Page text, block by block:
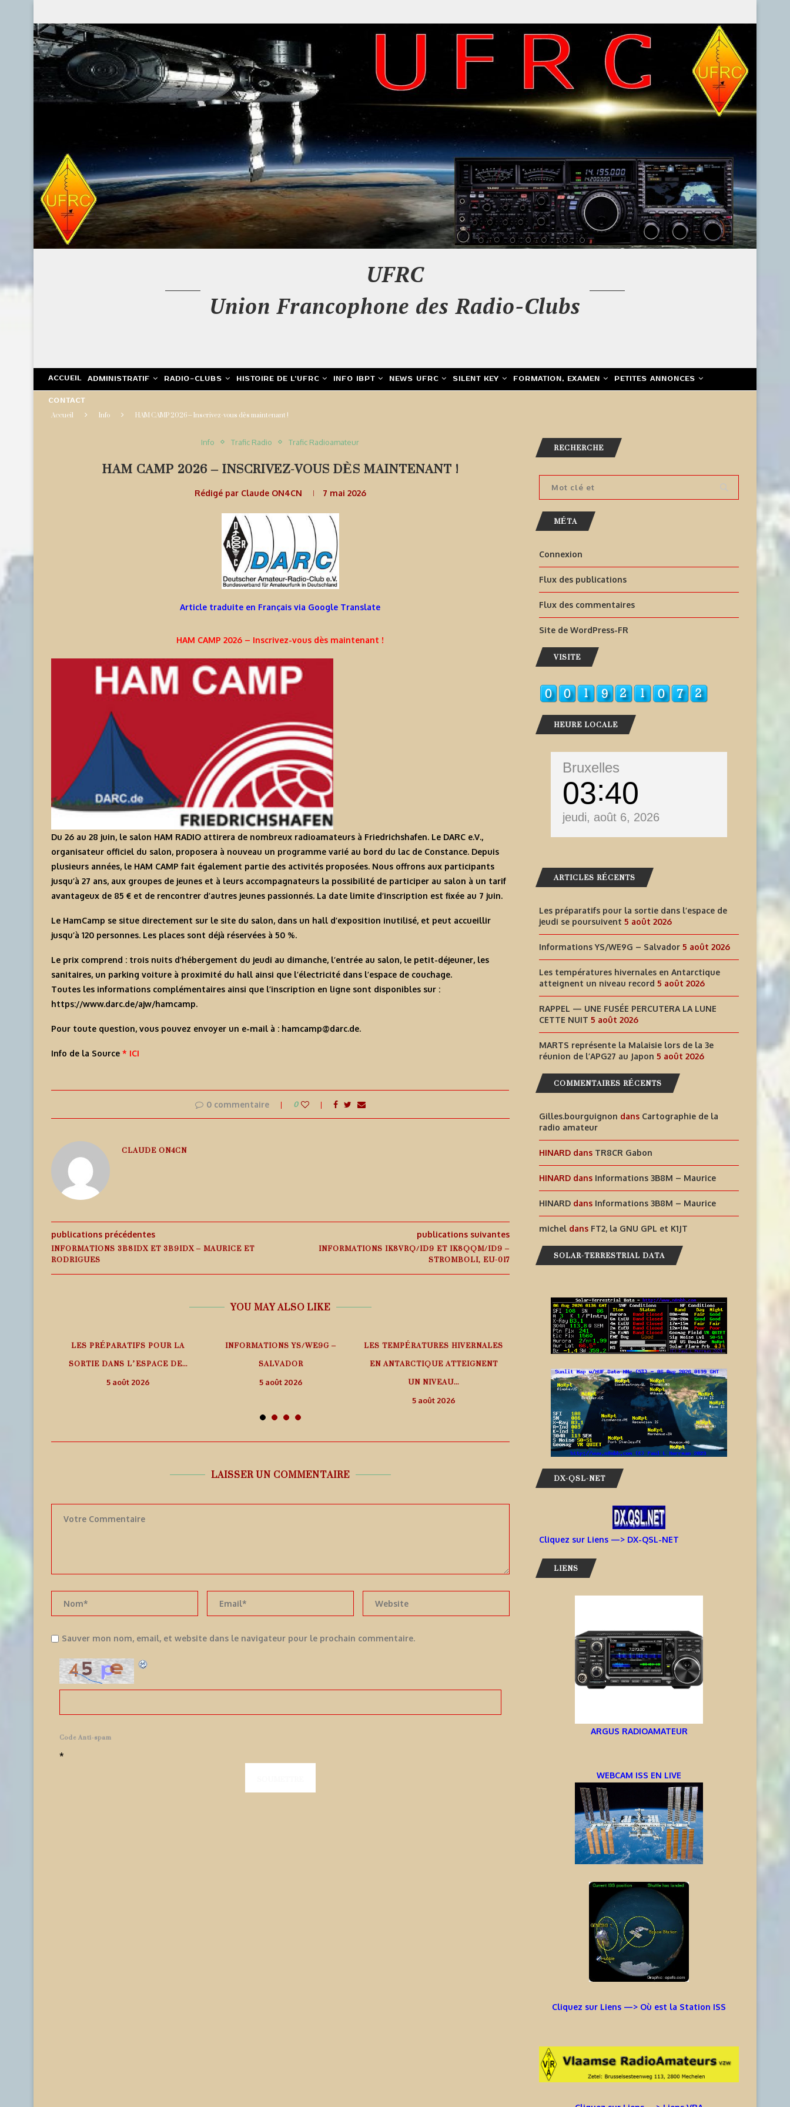
UFRC
Union Francophone des Radio-Clubs
ACCUEIL ADMINISTRATIF RADIO-CLUBS HISTOIRE DE L’UFRC INFO IBPT NEWS UFRC SILENT KEY FORMATION, EXAMEN PETITES ANNONCES
CONTACT
Accueil Info HAM CAMP 2026 – Inscrivez-vous dès maintenant !
Info Trafic Radio Trafic Radioamateur
HAM CAMP 2026 – INSCRIVEZ-VOUS DÈS MAINTENANT !
Rédigé par Claude ON4CN 7 mai 2026
Article traduite en Français via Google Translate
HAM CAMP 2026 – Inscrivez-vous dès maintenant !
Du 26 au 28 juin, le salon HAM RADIO attirera de nombreux radioamateurs à Friedrichshafen. Le DARC e.V.,
organisateur officiel du salon, proposera à nouveau un programme varié au bord du lac de Constance. Depuis
plusieurs années, le HAM CAMP fait également partie des activités proposées. Nous offrons aux participants
jusqu’à 27 ans, aux groupes de jeunes et à leurs accompagnateurs la possibilité de participer au salon à un tarif
avantageux de 85 € et de rencontrer d’autres jeunes passionnés. La date limite d’inscription est fixée au 7 juin.
Le HamCamp se situe directement sur le site du salon, dans un hall d’exposition inutilisé, et peut accueillir
jusqu’à 120 personnes. Les places sont déjà réservées à 50 %.
Le prix comprend : trois nuits d’hébergement du jeudi au dimanche, l’entrée au salon, le petit-déjeuner, les
sanitaires, un parking voiture à proximité du hall ainsi que l’électricité dans l’espace de couchage.
Toutes les informations complémentaires ainsi que l’inscription en ligne sont disponibles sur :
https://www.darc.de/ajw/hamcamp.
Pour toute question, vous pouvez envoyer un e-mail à : hamcamp@darc.de.
Info de la Source * ICI
0 commentaire 0
CLAUDE ON4CN
publications précédentes
INFORMATIONS 3B8IDX ET 3B9IDX – MAURICE ET
RODRIGUES
publications suivantes
INFORMATIONS IK8VRQ/ID9 ET IK8QQM/ID9 –
STROMBOLI, EU-017
YOU MAY ALSO LIKE
LES PRÉPARATIFS POUR LA
SORTIE DANS L’ESPACE DE...
5 août 2026
INFORMATIONS YS/WE9G –
SALVADOR
5 août 2026
LES TEMPÉRATURES HIVERNALES
EN ANTARCTIQUE ATTEIGNENT
UN NIVEAU...
5 août 2026
RAPPEL — UNE FUSÉE
5 août 2026
MARTS REPRÉSENTE LA
5 août 2026
LAISSER UN COMMENTAIRE
Sauver mon nom, email, et website dans le navigateur pour le prochain commentaire.
Code Anti-spam
*
RECHERCHE
MÉTA
Connexion
Flux des publications
Flux des commentaires
Site de WordPress-FR
VISITE
HEURE LOCALE
Bruxelles
03 41
jeudi, août 6, 2026
ARTICLES RÉCENTS
Les préparatifs pour la sortie dans l’espace de
jeudi se poursuivent 5 août 2026
Informations YS/WE9G – Salvador 5 août 2026
Les températures hivernales en Antarctique
atteignent un niveau record 5 août 2026
RAPPEL — UNE FUSÉE PERCUTERA LA LUNE
CETTE NUIT 5 août 2026
MARTS représente la Malaisie lors de la 3e
réunion de l’APG27 au Japon 5 août 2026
COMMENTAIRES RÉCENTS
Gilles.bourguignon dans Cartographie de la
radio amateur
HINARD dans TR8CR Gabon
HINARD dans Informations 3B8M – Maurice
HINARD dans Informations 3B8M – Maurice
michel dans FT2, la GNU GPL et K1JT
SOLAR-TERRESTRIAL DATA
DX-QSL-NET
Cliquez sur Liens —> DX-QSL-NET
LIENS
ARGUS RADIOAMATEUR
WEBCAM ISS EN LIVE
Cliquez sur Liens —> Où est la Station ISS